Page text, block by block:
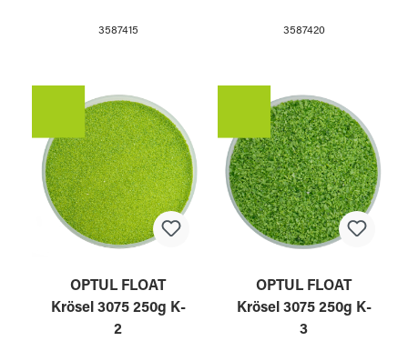
3587415 3587420
OPTUL FLOAT
Krösel 3075 250g K-
2
OPTUL FLOAT
Krösel 3075 250g K-
3